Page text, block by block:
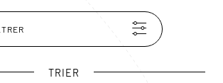
et des coutumes, illustrées
les femmes plongeuses en apnée, les
TRIER